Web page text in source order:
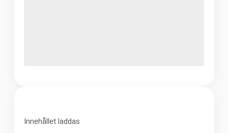
Innehållet laddas